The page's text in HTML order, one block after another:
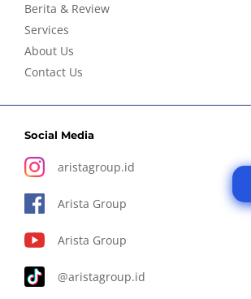
Berita & Review
Services
About Us
Contact Us
Social Media
aristagroup.id
Arista Group
Arista Group
@aristagroup.id